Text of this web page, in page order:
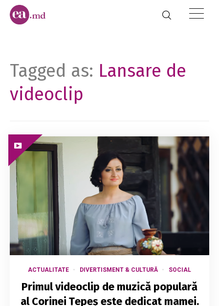
Tagged as: Lansare de
videoclip
ACTUALITATE DIVERTISMENT & CULTURĂ SOCIAL
Primul videoclip de muzică populară
al Corinei Țepeș este dedicat mamei.